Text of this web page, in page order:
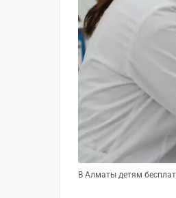
В Алматы детям